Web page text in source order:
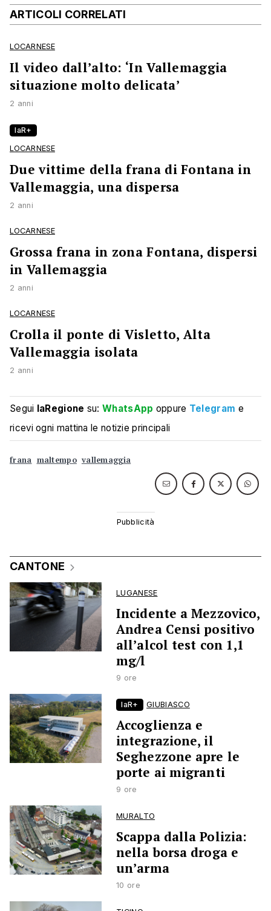
ARTICOLI CORRELATI
LOCARNESE
Il video dall’alto: ‘In Vallemaggia
situazione molto delicata’
2 anni
laR+
LOCARNESE
Due vittime della frana di Fontana in
Vallemaggia, una dispersa
2 anni
LOCARNESE
Grossa frana in zona Fontana, dispersi
in Vallemaggia
2 anni
LOCARNESE
Crolla il ponte di Visletto, Alta
Vallemaggia isolata
2 anni
Segui laRegione su:WhatsApp oppure Telegram e
ricevi ogni mattina le notizie principali
frana maltempo vallemaggia
CANTONE
LUGANESE
Incidente a Mezzovico,
Andrea Censi positivo
all’alcol test con 1,1
mg/l
9 ore
laR+ GIUBIASCO
Accoglienza e
integrazione, il
Seghezzone apre le
porte ai migranti
9 ore
MURALTO
Scappa dalla Polizia:
nella borsa droga e
un’arma
10 ore